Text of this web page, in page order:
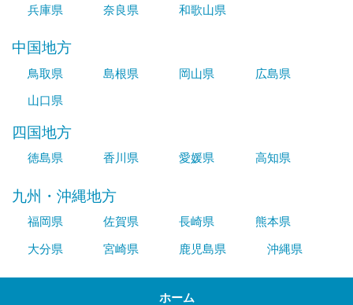
兵庫県
奈良県 和歌山県
中国地方
鳥取県 島根県 岡山県
広島県
山口県
四国地方
徳島県 香川県 愛媛県 高知県
九州・沖縄地方
福岡県 佐賀県 長崎県
熊本県
大分県
宮崎県 鹿児島県 沖縄県
ホーム